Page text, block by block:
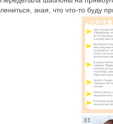
лениться, зная, что что-то буду